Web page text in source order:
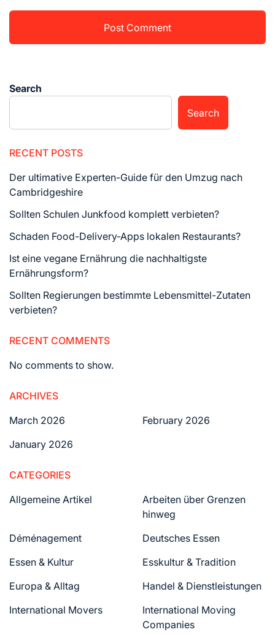
Search
Search
RECENT POSTS
Der ultimative Experten-Guide für den Umzug nach
Cambridgeshire
Sollten Schulen Junkfood komplett verbieten?
Schaden Food-Delivery-Apps lokalen Restaurants?
Ist eine vegane Ernährung die nachhaltigste
Ernährungsform?
Sollten Regierungen bestimmte Lebensmittel-Zutaten
verbieten?
RECENT COMMENTS
No comments to show.
ARCHIVES
March 2026
February 2026
January 2026
CATEGORIES
Allgemeine Artikel
Arbeiten über Grenzen
hinweg
Déménagement
Deutsches Essen
Essen & Kultur
Esskultur & Tradition
Europa & Alltag
Handel & Dienstleistungen
International Movers
International Moving
Companies